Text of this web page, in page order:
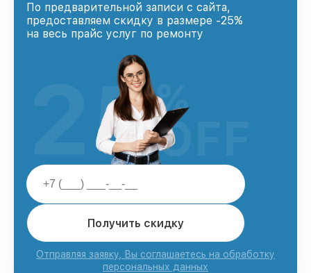
По предварительной записи с сайта,
предоставляем скидку в размере -25%
на весь прайс услуг по ремонту
Получить скидку
Отправляя заявку, Вы соглашаетесь на обработку
персональных данных
25%
OFF